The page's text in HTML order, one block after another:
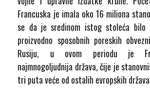
Francuska je imala oko 16 miliona
se da je sredinom istog stoleća bilo
proizvodno sposobnih poreskih
Rusiju, u ovom periodu je
najmnogoljudnija država, čije je
tri puta veće od ostalih evropskih